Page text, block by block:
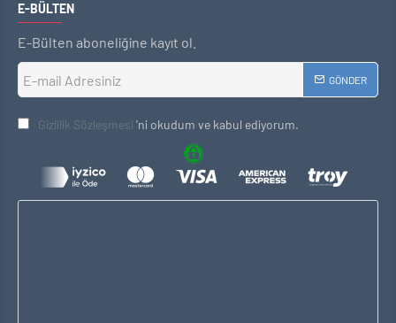
E-BÜLTEN
E-Bülten aboneliğine kayıt ol.
GÖNDER
Gizlilik Sözleşmesi 'ni okudum ve kabul ediyorum.